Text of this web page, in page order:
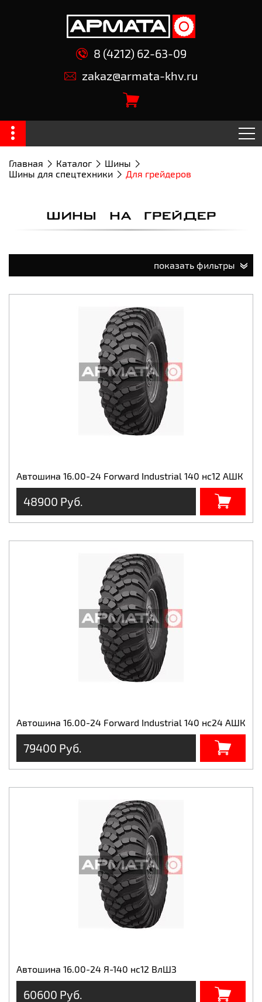
8 (4212) 62-63-09
zakaz@armata-khv.ru
Главная Каталог
Шины
Шины для спецтехники
Для грейдеров
ШИНЫ НА ГРЕЙДЕР
показать фильтры
Автошина 16.00-24 Forward Industrial 140 нс12 АШК
48900 Руб.
Автошина 16.00-24 Forward Industrial 140 нс24 АШК
79400 Руб.
Автошина 16.00-24 Я-140 нс12 ВлШЗ
60600 Руб.